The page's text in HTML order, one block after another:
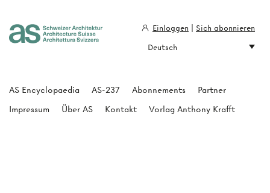
AS Encyclopaedia AS-237 Abonnements
Partner
Impressum
Über AS Kontakt Vorlag Anthony Krafft
Einloggen
Sich abonnieren
Deutsch